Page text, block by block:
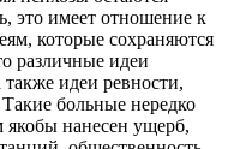
это имеет отношение к
которые сохраняются
различные идеи
также идеи ревности,
больные нередко
якобы нанесен ущерб,